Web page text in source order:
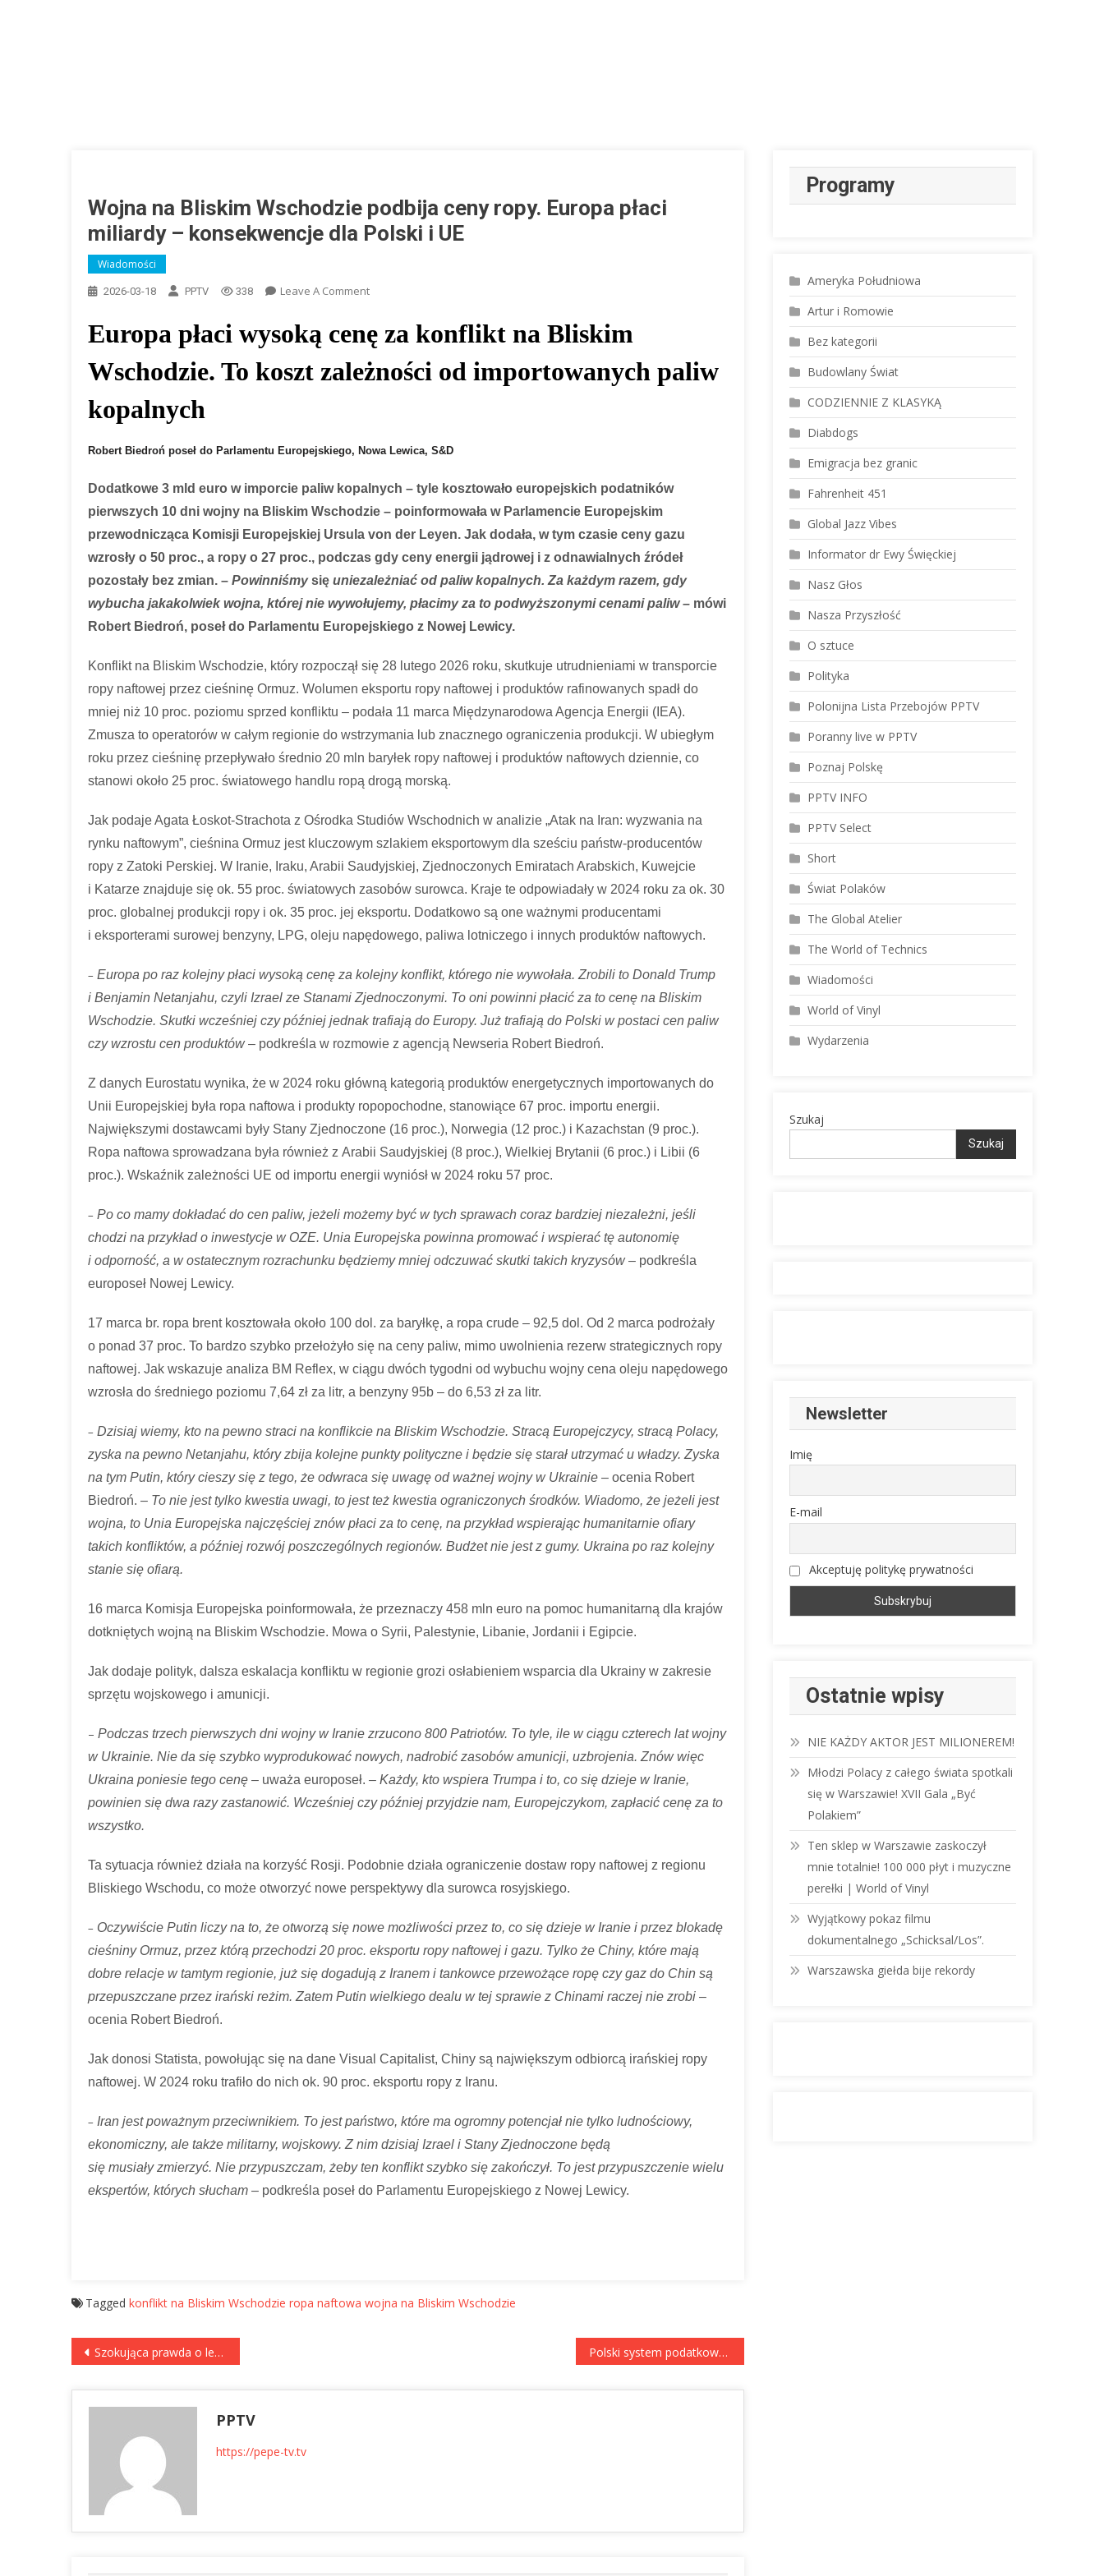
Wojna na Bliskim Wschodzie podbija ceny ropy. Europa płaci
miliardy – konsekwencje dla Polski i UE
Wiadomości
2026-03-18 PPTV 338 Leave A CommentOn
Na
Bliskim
Wschodzie
Podbija
–
Konsekwencje
Dla
Polski
Europa płaci wysoką cenę za konflikt na Bliskim
Wschodzie. To koszt zależności od importowanych paliw
kopalnych
Robert Biedroń poseł do Parlamentu Europejskiego, Nowa Lewica, S&D
Dodatkowe 3 mld euro w imporcie paliw kopalnych – tyle kosztowało europejskich podatników
pierwszych 10 dni wojny na Bliskim Wschodzie – poinformowała w Parlamencie Europejskim
przewodnicząca Komisji Europejskiej Ursula von der Leyen. Jak dodała, w tym czasie ceny gazu
wzrosły o 50 proc., a ropy o 27 proc., podczas gdy ceny energii jądrowej i z odnawialnych źródeł
pozostały bez zmian. – Powinniśmysię uniezależniać od paliw kopalnych. Za każdym razem, gdy
wybucha jakakolwiek wojna, której nie wywołujemy, płacimy za to podwyższonymi cenami paliw – mówi
Robert Biedroń, poseł do Parlamentu Europejskiego z Nowej Lewicy.
Konflikt na Bliskim Wschodzie, który rozpoczął się 28 lutego 2026 roku, skutkuje utrudnieniami w transporcie
ropy naftowej przez cieśninę Ormuz. Wolumen eksportu ropy naftowej i produktów rafinowanych spadł do
mniej niż 10 proc. poziomu sprzed konfliktu – podała 11 marca Międzynarodowa Agencja Energii (IEA).
Zmusza to operatorów w całym regionie do wstrzymania lub znacznego ograniczenia produkcji. W ubiegłym
roku przez cieśninę przepływało średnio 20 mln baryłek ropy naftowej i produktów naftowych dziennie, co
stanowi około 25 proc. światowego handlu ropą drogą morską.
Jak podaje Agata Łoskot-Strachota z Ośrodka Studiów Wschodnich w analizie „Atak na Iran: wyzwania na
rynku naftowym”, cieśnina Ormuz jest kluczowym szlakiem eksportowym dla sześciu państw-producentów
ropy z Zatoki Perskiej. W Iranie, Iraku, Arabii Saudyjskiej, Zjednoczonych Emiratach Arabskich, Kuwejcie
i Katarze znajduje się ok. 55 proc. światowych zasobów surowca. Kraje te odpowiadały w 2024 roku za ok. 30
proc. globalnej produkcji ropy i ok. 35 proc. jej eksportu. Dodatkowo są one ważnymi producentami
i eksporterami surowej benzyny, LPG, oleju napędowego, paliwa lotniczego i innych produktów naftowych.
– Europa po raz kolejny płaci wysoką cenę za kolejny konflikt, którego nie wywołała. Zrobili to Donald Trump
i Benjamin Netanjahu, czyli Izrael ze Stanami Zjednoczonymi. To oni powinni płacić za to cenę na Bliskim
Wschodzie. Skutki wcześniej czy później jednak trafiają do Europy. Już trafiają do Polski w postaci cen paliw
czy wzrostu cen produktów– podkreśla w rozmowie z agencją Newseria Robert Biedroń.
Z danych Eurostatu wynika, że w 2024 roku główną kategorią produktów energetycznych importowanych do
Unii Europejskiej była ropa naftowa i produkty ropopochodne, stanowiące 67 proc. importu energii.
Największymi dostawcami były Stany Zjednoczone (16 proc.), Norwegia (12 proc.) i Kazachstan (9 proc.).
Ropa naftowa sprowadzana była również z Arabii Saudyjskiej (8 proc.), Wielkiej Brytanii (6 proc.) i Libii (6
proc.). Wskaźnik zależności UE od importu energii wyniósł w 2024 roku 57 proc.
– Po co mamy dokładać do cen paliw, jeżeli możemy być w tych sprawach coraz bardziej niezależni, jeśli
chodzi na przykład o inwestycje w OZE. Unia Europejska powinna promować i wspierać tę autonomię
i odporność, a w ostatecznym rozrachunku będziemy mniej odczuwać skutki takich kryzysów– podkreśla
europoseł Nowej Lewicy.
17 marca br. ropa brent kosztowała około 100 dol. za baryłkę, a ropa crude – 92,5 dol. Od 2 marca podrożały
o ponad 37 proc. To bardzo szybko przełożyło się na ceny paliw, mimo uwolnienia rezerw strategicznych ropy
naftowej. Jak wskazuje analiza BM Reflex, w ciągu dwóch tygodni od wybuchu wojny cena oleju napędowego
wzrosła do średniego poziomu 7,64 zł za litr, a benzyny 95b – do 6,53 zł za litr.
– Dzisiaj wiemy, kto na pewno straci na konflikcie na Bliskim Wschodzie. Stracą Europejczycy, stracą Polacy,
zyska na pewno Netanjahu, który zbija kolejne punkty polityczne i będzie się starał utrzymać u władzy. Zyska
na tym Putin, który cieszy się z tego, że odwraca się uwagę od ważnej wojny w Ukrainie – ocenia Robert
Biedroń. – To nie jest tylko kwestia uwagi, to jest też kwestia ograniczonych środków. Wiadomo, że jeżeli jest
wojna, to Unia Europejska najczęściej znów płaci za to cenę, na przykład wspierając humanitarnie ofiary
takich konfliktów, a później rozwój poszczególnych regionów. Budżet nie jest z gumy. Ukraina po raz kolejny
stanie się ofiarą.
16 marca Komisja Europejska poinformowała, że przeznaczy 458 mln euro na pomoc humanitarną dla krajów
dotkniętych wojną na Bliskim Wschodzie. Mowa o Syrii, Palestynie, Libanie, Jordanii i Egipcie.
Jak dodaje polityk, dalsza eskalacja konfliktu w regionie grozi osłabieniem wsparcia dla Ukrainy w zakresie
sprzętu wojskowego i amunicji.
– Podczas trzech pierwszych dni wojny w Iranie zrzucono 800 Patriotów. To tyle, ile w ciągu czterech lat wojny
w Ukrainie. Nie da się szybko wyprodukować nowych, nadrobić zasobów amunicji, uzbrojenia. Znów więc
Ukraina poniesie tego cenę – uważa europoseł. – Każdy, kto wspiera Trumpa i to, co się dzieje w Iranie,
powinien się dwa razy zastanowić. Wcześniej czy później przyjdzie nam, Europejczykom, zapłacić cenę za to
wszystko.
Ta sytuacja również działa na korzyść Rosji. Podobnie działa ograniczenie dostaw ropy naftowej z regionu
Bliskiego Wschodu, co może otworzyć nowe perspektywy dla surowca rosyjskiego.
– Oczywiście Putin liczy na to, że otworzą się nowe możliwości przez to, co się dzieje w Iranie i przez blokadę
cieśniny Ormuz, przez którą przechodzi 20 proc. eksportu ropy naftowej i gazu. Tylko że Chiny, które mają
dobre relacje w tamtym regionie, już się dogadują z Iranem i tankowce przewożące ropę czy gaz do Chin są
przepuszczane przez irański reżim. Zatem Putin wielkiego dealu w tej sprawie z Chinami raczej nie zrobi –
ocenia Robert Biedroń.
Jak donosi Statista, powołując się na dane Visual Capitalist, Chiny są największym odbiorcą irańskiej ropy
naftowej. W 2024 roku trafiło do nich ok. 90 proc. eksportu ropy z Iranu.
– Iran jest poważnym przeciwnikiem. To jest państwo, które ma ogromny potencjał nie tylko ludnościowy,
ekonomiczny, ale także militarny, wojskowy. Z nim dzisiaj Izrael i Stany Zjednoczone będą
się musiały zmierzyć. Nie przypuszczam, żeby ten konflikt szybko się zakończył. To jest przypuszczenie wielu
ekspertów, których słucham – podkreśla poseł do Parlamentu Europejskiego z Nowej Lewicy.
Tagged konflikt na Bliskim Wschodzie ropa naftowa wojna na Bliskim Wschodzie
Nawigacja
Szokująca prawda o lekach na odchudzanie! Metabalance i cukrzyca typu 2 – Informator Medyczny Polski system podatkowy wśród najbardziej skomplikowanych w OECD. Eksperci apelują o deregulację
PPTV
https://pepe-tv.tv
Programy
Ameryka Południowa
Artur i Romowie
Bez kategorii
Budowlany Świat
CODZIENNIE Z KLASYKĄ
Diabdogs
Emigracja bez granic
Fahrenheit 451
Global Jazz Vibes
Informator dr Ewy Święckiej
Nasz Głos
Nasza Przyszłość
O sztuce
Polityka
Polonijna Lista Przebojów PPTV
Poranny live w PPTV
Poznaj Polskę
PPTV INFO
PPTV Select
Short
Świat Polaków
The Global Atelier
The World of Technics
Wiadomości
World of Vinyl
Wydarzenia
Szukaj
Szukaj
Newsletter
Imię
E-mail
Akceptuję politykę prywatności
Ostatnie wpisy
NIE KAŻDY AKTOR JEST MILIONEREM!
Młodzi Polacy z całego świata spotkali
się w Warszawie! XVII Gala „Być
Polakiem”
Ten sklep w Warszawie zaskoczył
mnie totalnie! 100 000 płyt i muzyczne
perełki | World of Vinyl
Wyjątkowy pokaz filmu
dokumentalnego „Schicksal/Los”.
Warszawska giełda bije rekordy